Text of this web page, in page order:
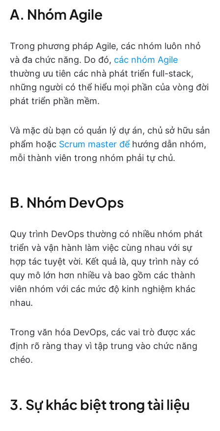
A. Nhóm Agile
Trong phương pháp Agile, các nhóm luôn nhỏ
và đa chức năng. Do đó, các nhóm Agile
thường ưu tiên các nhà phát triển full-stack,
những người có thể hiểu mọi phần của vòng đời
phát triển phần mềm.
Và mặc dù bạn có quản lý dự án, chủ sở hữu sản
phẩm hoặc Scrum master để hướng dẫn nhóm,
mỗi thành viên trong nhóm phải tự chủ.
B. Nhóm DevOps
Quy trình DevOps thường có nhiều nhóm phát
triển và vận hành làm việc cùng nhau với sự
hợp tác tuyệt vời. Kết quả là, quy trình này có
quy mô lớn hơn nhiều và bao gồm các thành
viên nhóm với các mức độ kinh nghiệm khác
nhau.
Trong văn hóa DevOps, các vai trò được xác
định rõ ràng thay vì tập trung vào chức năng
chéo.
3. Sự khác biệt trong tài liệu